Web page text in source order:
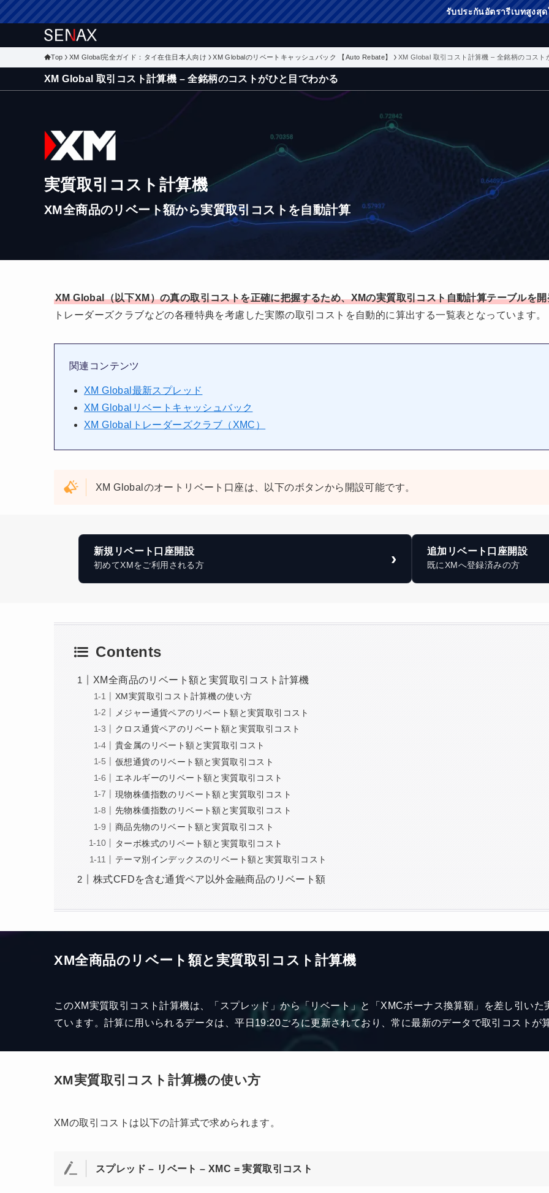
รับประกันอัตรารีเบทสูงสุดในโลก：โปรแกร
Top XM Global完全ガイド：タイ在住日本人向け XM Globalのリベートキャッシュバック 【Auto Rebate】 XM Global 取引コスト計算機 – 全銘柄のコスト
XM Global 取引コスト計算機 – 全銘柄のコストがひと目でわかる
実質取引コスト計算機
XM全商品のリベート額から実質取引コストを自動計算
XM Global（以下XM）の真の取引コストを正確に把握するため、XMの実質取引コスト自動計算テーブルを
トレーダーズクラブなどの各種特典を考慮した実際の取引コストを自動的に算出する一覧表となっています。
関連コンテンツ
XM Global最新スプレッド
XM Globalリベートキャッシュバック
XM Globalトレーダーズクラブ（XMC）
XM Globalのオートリベート口座は、以下のボタンから開設可能です。
新規リベート口座開設
初めてXMをご利用される方 › 追加リベート口座開設
既にXMへ登録済みの方
Contents
XM全商品のリベート額と実質取引コスト計算機
XM実質取引コスト計算機の使い方
メジャー通貨ペアのリベート額と実質取引コスト
クロス通貨ペアのリベート額と実質取引コスト
貴金属のリベート額と実質取引コスト
仮想通貨のリベート額と実質取引コスト
エネルギーのリベート額と実質取引コスト
現物株価指数のリベート額と実質取引コスト
先物株価指数のリベート額と実質取引コスト
商品先物のリベート額と実質取引コスト
ターボ株式のリベート額と実質取引コスト
テーマ別インデックスのリベート額と実質取引コスト
株式CFDを含む通貨ペア以外金融商品のリベート額
XM全商品のリベート額と実質取引コスト計算機
このXM実質取引コスト計算機は、「スプレッド」から「リベート」と「XMCボーナス換算額」を差し引い
ています。計算に用いられるデータは、平日19:20ごろに更新されており、常に最新のデータで取引コストが
XM実質取引コスト計算機の使い方
XMの取引コストは以下の計算式で求められます。
スプレッド – リベート – XMC = 実質取引コスト